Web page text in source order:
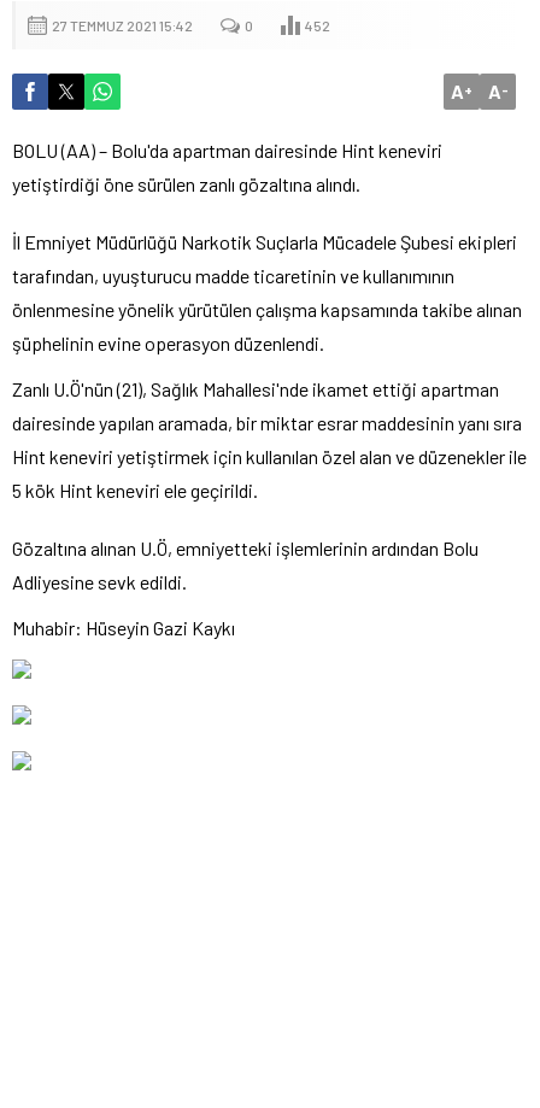
27 TEMMUZ 2021 15:42 0 452
A+ A-
BOLU (AA) – Bolu'da apartman dairesinde Hint keneviri
yetiştirdiği öne sürülen zanlı gözaltına alındı.
İl Emniyet Müdürlüğü Narkotik Suçlarla Mücadele Şubesi ekipleri
tarafından, uyuşturucu madde ticaretinin ve kullanımının
önlenmesine yönelik yürütülen çalışma kapsamında takibe alınan
şüphelinin evine operasyon düzenlendi.
Zanlı U.Ö'nün (21), Sağlık Mahallesi'nde ikamet ettiği apartman
dairesinde yapılan aramada, bir miktar esrar maddesinin yanı sıra
Hint keneviri yetiştirmek için kullanılan özel alan ve düzenekler ile
5 kök Hint keneviri ele geçirildi.
Gözaltına alınan U.Ö, emniyetteki işlemlerinin ardından Bolu
Adliyesine sevk edildi.
Muhabir: Hüseyin Gazi Kaykı